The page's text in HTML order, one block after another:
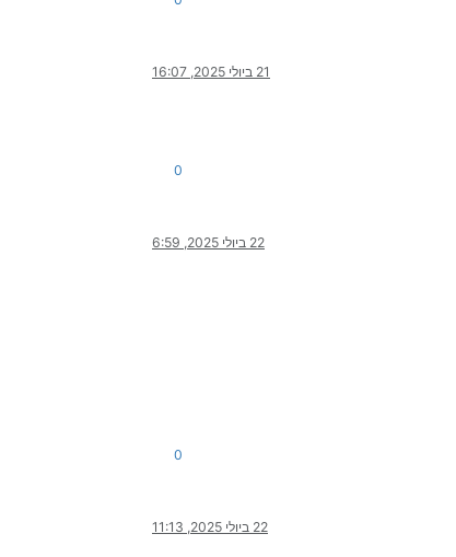
21 ביולי 2025, 16:07
0
22 ביולי 2025, 6:59
0
22 ביולי 2025, 11:13